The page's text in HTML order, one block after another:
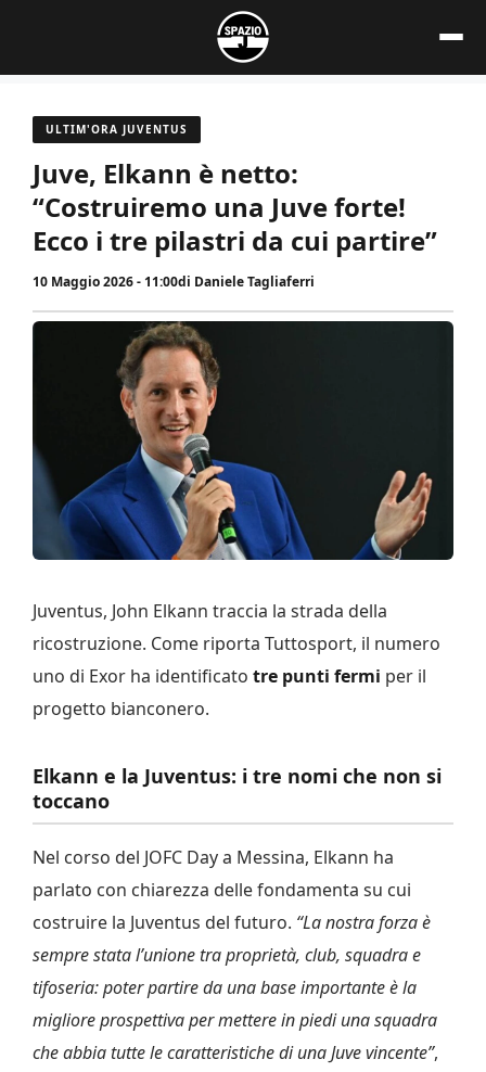
contenuto
ULTIM'ORA JUVENTUS
Juve, Elkann è netto:
“Costruiremo una Juve forte!
Ecco i tre pilastri da cui partire”
10 Maggio 2026 - 11:00di Daniele Tagliaferri
Juventus, John Elkann traccia la strada della
ricostruzione. Come riporta Tuttosport, il numero
uno di Exor ha identificato tre punti fermi per il
progetto bianconero.
Elkann e la Juventus: i tre nomi che non si
toccano
Nel corso del JOFC Day a Messina, Elkann ha
parlato con chiarezza delle fondamenta su cui
costruire la Juventus del futuro. “La nostra forza è
sempre stata l’unione tra proprietà, club, squadra e
tifoseria: poter partire da una base importante è la
migliore prospettiva per mettere in piedi una squadra
che abbia tutte le caratteristiche di una Juve vincente”,